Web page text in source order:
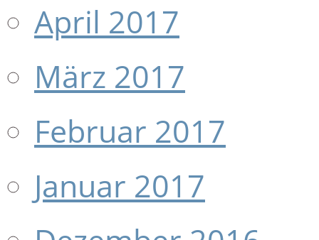
April 2017
März 2017
Februar 2017
Januar 2017